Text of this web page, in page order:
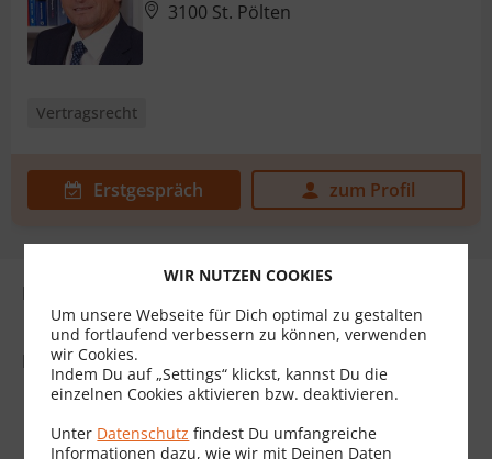
3100 St. Pölten
Vertragsrecht
Erstgespräch zum Profil
Elementor Template für Rechtsgebiete ohne Ort
Rechtsbiet Name: Vertragsrecht
WIR NUTZEN COOKIES
Um unsere Webseite für Dich optimal zu gestalten
und fortlaufend verbessern zu können, verwenden
wir Cookies.
Indem Du auf „Settings“ klickst, kannst Du die
einzelnen Cookies aktivieren bzw. deaktivieren.
Unter Datenschutz findest Du umfangreiche
Informationen dazu, wie wir mit Deinen Daten